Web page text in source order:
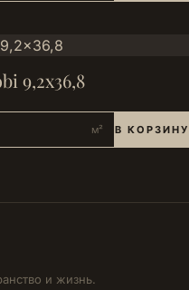
9,2x36,8
м² В КОРЗИНУ
и жизнь.